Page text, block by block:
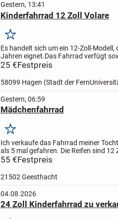
Gestern, 13:41
Kinderfahrrad 12 Zoll Volare
Merken
Es handelt sich um ein 12-Zoll-
Jahren eignet.Das Fahrrad verfügt
über eine Rücktrittbremse für
25 €Festpreis
58099 Hagen (Stadt der
Gestern, 06:59
Mädchenfahrrad
Merken
Ich verkaufe das Fahrrad meiner
als 5 mal gefahren. Die Reifen sind
55 €Festpreis
21502 Geesthacht
04.08.2026
24 Zoll Kinderfahrrad zu